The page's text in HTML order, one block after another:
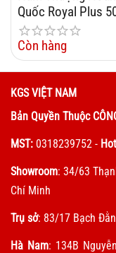
Quốc Royal Plus
Còn hàng
KGS VIỆT NAM
Bản Quyền Thuộc
MST: 0318239752 -
Showroom: 34/63
Chí Minh
Trụ sở: 83/17 Bạch
Hà Nam: 134B